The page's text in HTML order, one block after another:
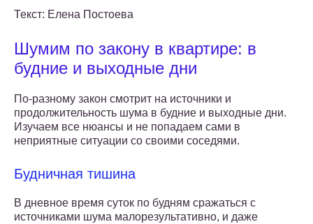
Текст: Елена Постоева
Шумим по закону в квартире: в
будние и выходные дни
По-разному закон смотрит на источники и
продолжительность шума в будние и выходные дни.
Изучаем все нюансы и не попадаем сами в
неприятные ситуации со своими соседями.
Будничная тишина
В дневное время суток по будням сражаться с
источниками шума малорезультативно, и даже